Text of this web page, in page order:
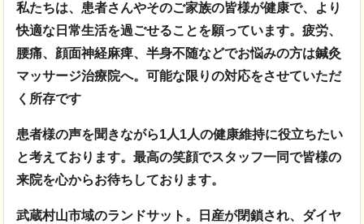
私たちは、患者さんやそのご家族の皆様が健康で、より
快適な日常生活を過ごせることを願っています。疲労、
腰痛、顔面神経麻痺、半身不随などでお悩みの方は鍼灸
マッサージ治療院へ。可能な限りの対応をさせていただ
く所存です
患者様の声を聞きながら1人1人の健康維持に役立ちたい
と考えております。最高の笑顔でスタッフ一同で皆様の
来院を心からお待ちしております。
武蔵村山市域のランドサット。日産が閉鎖され、ダイヤ